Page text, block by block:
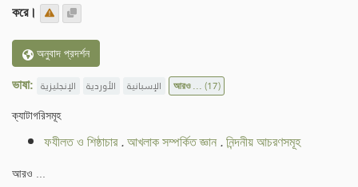
করে।
অনুবাদ প্রদর্শন
ভাষা: الإنجليزية الأوردية الإسبانية আরও ...(17)
ক্যাটাগরিসমূহ
ফযীলত ও শিষ্ঠাচার.আখলাক সম্পর্কিত জ্ঞান.নিন্দনীয় আচরণসমূহ
আরও ...